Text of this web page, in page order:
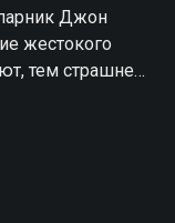
Джон
жестокого
тем страшнее
картель…